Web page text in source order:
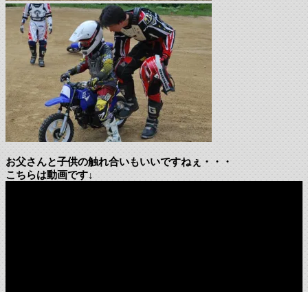
お父さんと子供の触れ合いもいいですねぇ・・・
こちらは動画です↓